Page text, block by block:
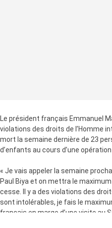
Le président français Emmanuel
violations des droits de l’Homme
mort la semaine dernière de 23
d’enfants au cours d’une
« Je vais appeler la semaine
Paul Biya et on mettra le
cesse. Il y a des violations des
sont intolérables, je fais le
français en marge d’une visite au